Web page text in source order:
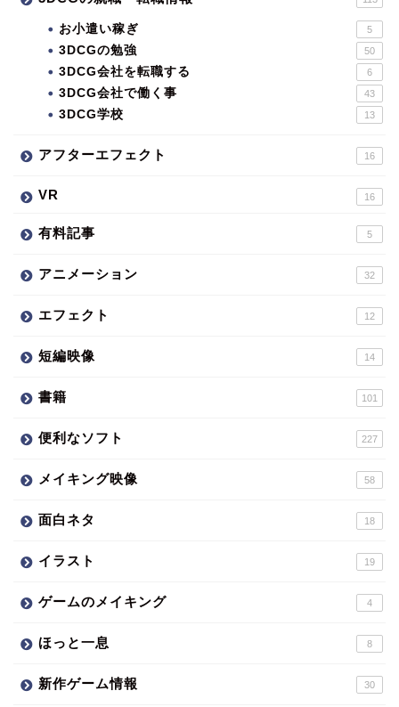
お小遣い稼ぎ 5
3DCGの勉強 50
3DCG会社を転職する 6
3DCG会社で働く事 43
3DCG学校 13
アフターエフェクト 16
VR 16
有料記事 5
アニメーション 32
エフェクト 12
短編映像 14
書籍 101
便利なソフト 227
メイキング映像 58
面白ネタ 18
イラスト 19
ゲームのメイキング 4
ほっと一息 8
新作ゲーム情報 30